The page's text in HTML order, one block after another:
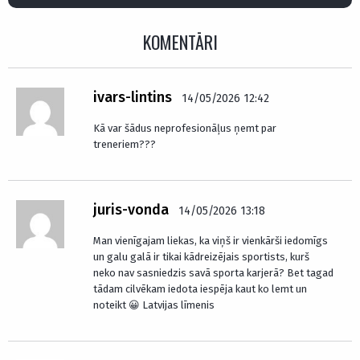
KOMENTĀRI
ivars-lintins 14/05/2026 12:42
Kā var šādus neprofesionāļus ņemt par
treneriem???
juris-vonda 14/05/2026 13:18
Man vienīgajam liekas, ka viņš ir vienkārši iedomīgs
un galu galā ir tikai kādreizējais sportists, kurš
neko nav sasniedzis savā sporta karjerā? Bet tagad
tādam cilvēkam iedota iespēja kaut ko lemt un
noteikt 😀 Latvijas līmenis